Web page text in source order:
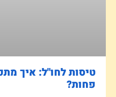
טיסות לחו"ל: איך
פחות?